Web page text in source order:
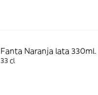
Fanta Naranja lata 330ml.
33 cl